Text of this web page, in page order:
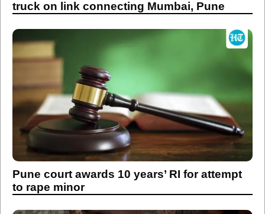
truck on link connecting Mumbai, Pune
Pune court awards 10 years’ RI for attempt
to rape minor